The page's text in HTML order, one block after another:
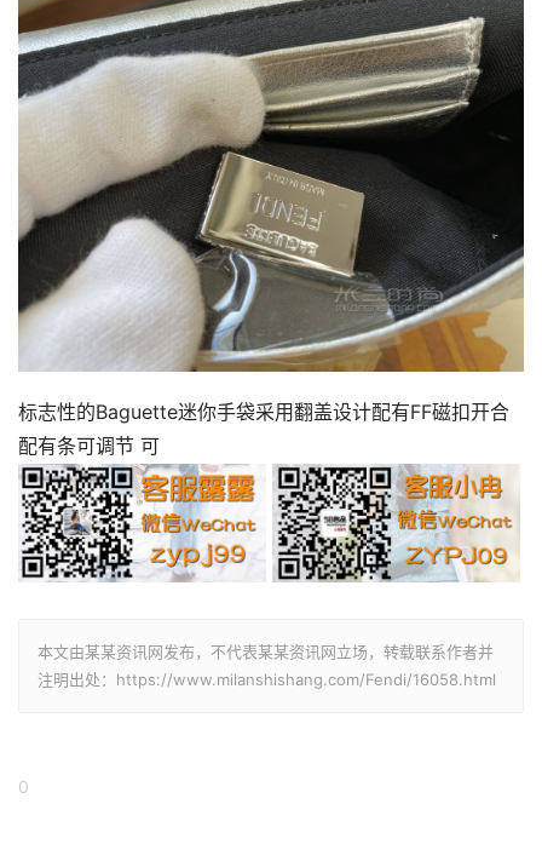
标志性的Baguette迷你手袋采用翻盖设计配有FF磁扣开合
配有条可调节 可
本文由某某资讯网发布，不代表某某资讯网立场，转载联系作者并
注明出处：https://www.milanshishang.com/Fendi/16058.html
0